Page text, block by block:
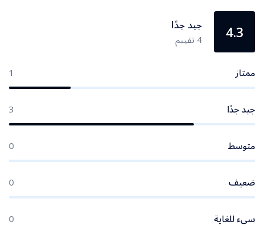
4.3 جيد جدًا
4 تقييم
ممتاز 1
جيد جدًا 3
متوسط 0
ضعيف 0
سيء للغاية 0